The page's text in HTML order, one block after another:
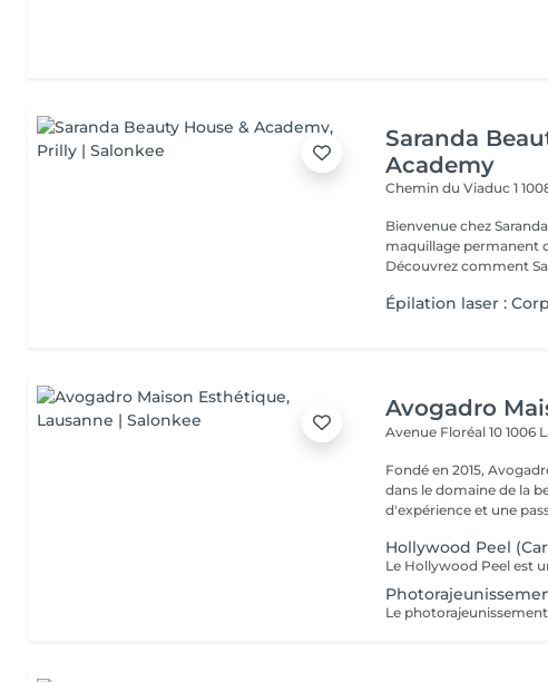
Saranda
Academy
Chemin du Viaduc 1
Bienvenue chez
maquillage permanent
Découvrez comment
Épilation laser :
Avogadro
Avenue Floréal 101006
Fondé en 2015,
dans le domaine de la
d'expérience et une
Hollywood Peel